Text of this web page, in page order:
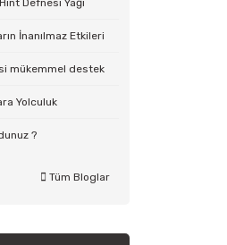
Defnesi Yağı
İnanılmaz Etkileri
mükemmel destek
Yolculuk
?
Tüm Bloglar